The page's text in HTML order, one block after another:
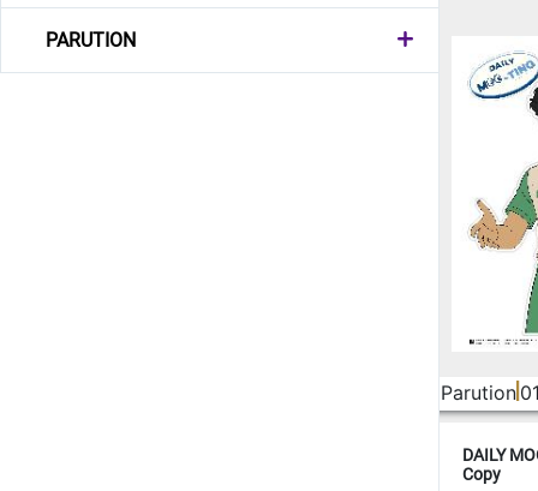
PARUTION
Parution
DAILY
Copy